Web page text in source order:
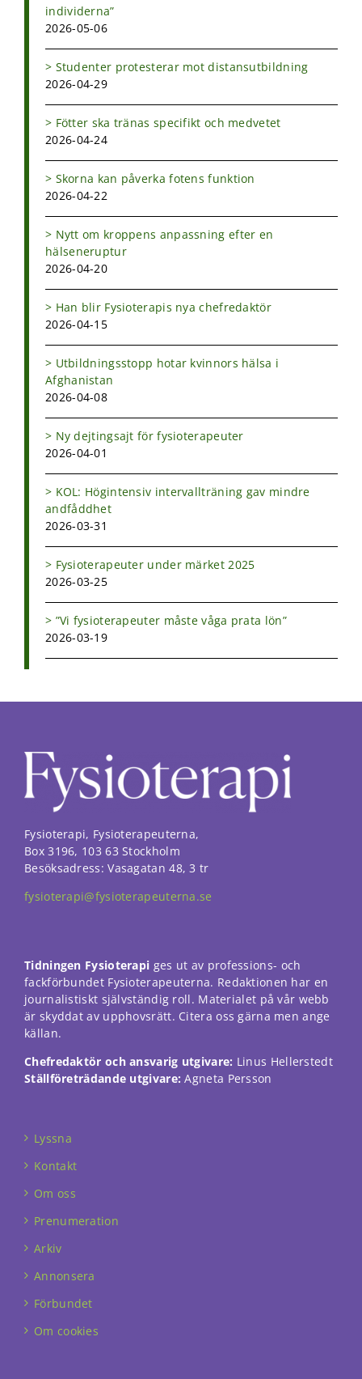
individerna”
2026-05-06
Studenter protesterar mot distansutbildning
2026-04-29
Fötter ska tränas specifikt och medvetet
2026-04-24
Skorna kan påverka fotens funktion
2026-04-22
Nytt om kroppens anpassning efter en
hälseneruptur
2026-04-20
Han blir Fysioterapis nya chefredaktör
2026-04-15
Utbildningsstopp hotar kvinnors hälsa i
Afghanistan
2026-04-08
Ny dejtingsajt för fysioterapeuter
2026-04-01
KOL: Högintensiv intervallträning gav mindre
andfåddhet
2026-03-31
Fysioterapeuter under märket 2025
2026-03-25
”Vi fysioterapeuter måste våga prata lön”
2026-03-19
Fysioterapi, Fysioterapeuterna,
Box 3196, 103 63 Stockholm
Besöksadress: Vasagatan 48, 3 tr
fysioterapi@fysioterapeuterna.se
Tidningen Fysioterapi ges ut av professions- och
fackförbundet Fysioterapeuterna. Redaktionen har en
journalistiskt självständig roll. Materialet på vår webb
är skyddat av upphovsrätt. Citera oss gärna men ange
källan.
Chefredaktör och ansvarig utgivare: Linus Hellerstedt
Ställföreträdande utgivare: Agneta Persson
Lyssna
Kontakt
Om oss
Prenumeration
Arkiv
Annonsera
Förbundet
Om cookies